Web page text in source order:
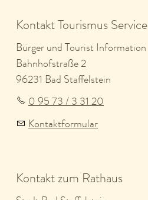
Kontakt Tourismus Service
Bürger und Tourist Information
Bahnhofstraße 2
96231 Bad Staffelstein
0 95 73 / 3 31 20
Kontaktformular
Kontakt zum Rathaus